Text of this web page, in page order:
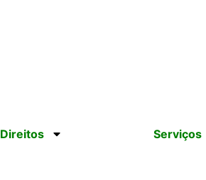
Direitos Serviços